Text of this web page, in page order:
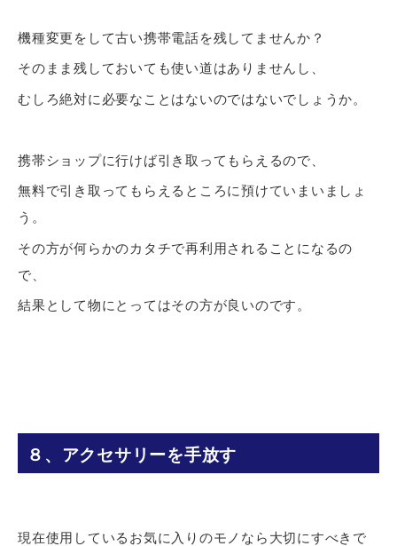
機種変更をして古い携帯電話を残してませんか？
そのまま残しておいても使い道はありませんし、
むしろ絶対に必要なことはないのではないでしょうか。
携帯ショップに行けば引き取ってもらえるので、
無料で引き取ってもらえるところに預けていまいましょ
う。
その方が何らかのカタチで再利用されることになるの
で、
結果として物にとってはその方が良いのです。
８、アクセサリーを手放す
現在使用しているお気に入りのモノなら大切にすべきで